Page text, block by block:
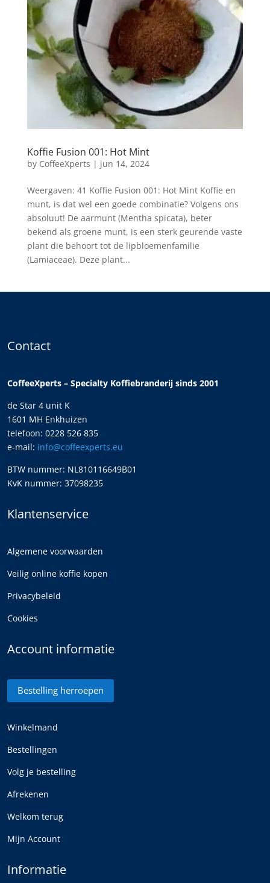
Koffie Fusion 001: Hot Mint
by CoffeeXperts | jun 14, 2024
Weergaven: 41 Koffie Fusion 001: Hot Mint Koffie en
munt, is dat wel een goede combinatie? Volgens ons
absoluut! De aarmunt (Mentha spicata), beter
bekend als groene munt, is een sterk geurende vaste
plant die behoort tot de lipbloemenfamilie
(Lamiaceae). Deze plant...
Contact
CoffeeXperts – Specialty Koffiebranderij sinds 2001
de Star 4 unit K
1601 MH Enkhuizen
telefoon: 0228 526 835
e-mail: info@coffeexperts.eu
BTW nummer: NL810116649B01
KvK nummer: 37098235
Klantenservice
Algemene voorwaarden
Veilig online koffie kopen
Privacybeleid
Cookies
Account informatie
Bestelling herroepen
Winkelmand
Bestellingen
Volg je bestelling
Afrekenen
Welkom terug
Mijn Account
Informatie